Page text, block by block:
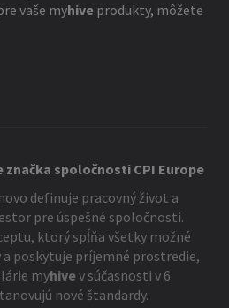
vaše myhive produkty, môžete
značka spoločnosti CPI Europe
definuje pracovný život a
pre úspešné spoločnosti.
ktorý spĺňa všetky možné
a poskytuje príjemné prostredie,
myhivev súčasnosti v 6
nové štandardy.